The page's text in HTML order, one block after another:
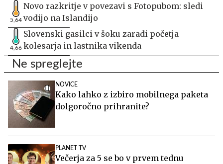
5,64
Novo razkritje v povezavi s Fotopubom: sledi
vodijo na Islandijo
4,66
Slovenski gasilci v šoku zaradi početja
kolesarja in lastnika vikenda
Ne spreglejte
NOVICE
Kako lahko z izbiro mobilnega paketa
dolgoročno prihranite?
PLANET TV
Večerja za 5 se bo v prvem tednu